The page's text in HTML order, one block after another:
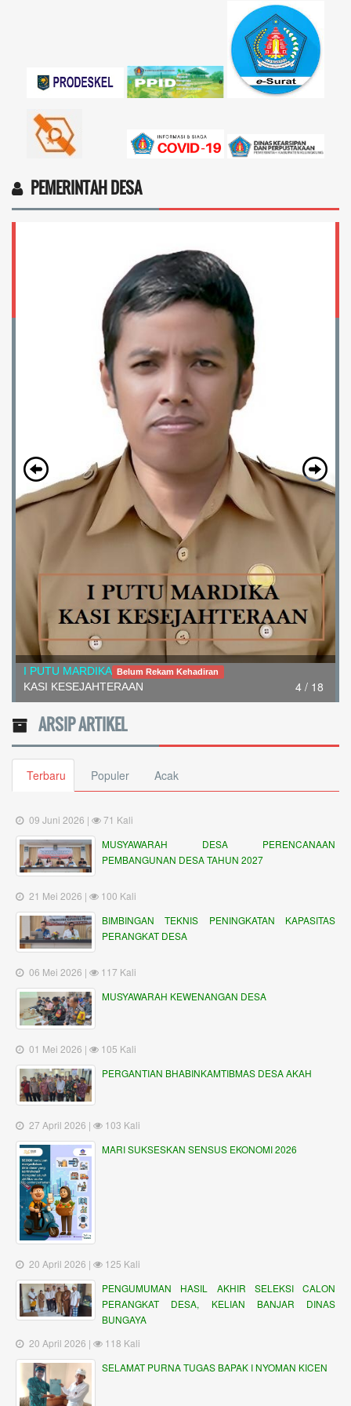
PEMERINTAH DESA
5 / 18
I Nengah Wardana Belum Rekam Kehadiran
Kepala Dusun Gingsir
ARSIP ARTIKEL
Terbaru Populer Acak
09 Juni 2026 |
71 Kali
MUSYAWARAH DESA PERENCANAAN
PEMBANGUNAN DESA TAHUN 2027
21 Mei 2026 |
100 Kali
BIMBINGAN TEKNIS PENINGKATAN KAPASITAS
PERANGKAT DESA
06 Mei 2026 |
117 Kali
MUSYAWARAH KEWENANGAN DESA
01 Mei 2026 |
105 Kali
PERGANTIAN BHABINKAMTIBMAS DESA AKAH
27 April 2026 |
103 Kali
MARI SUKSESKAN SENSUS EKONOMI 2026
20 April 2026 |
125 Kali
PENGUMUMAN HASIL AKHIR SELEKSI CALON
PERANGKAT DESA, KELIAN BANJAR DINAS
BUNGAYA
20 April 2026 |
118 Kali
SELAMAT PURNA TUGAS BAPAK I NYOMAN KICEN